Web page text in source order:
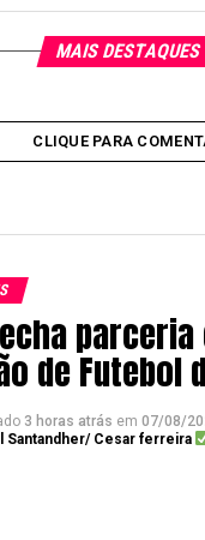
MAIS DESTAQUES
CLIQUE PARA
de Futebol
3 horas atrás em 07/08/
Santandher/ Cesar ferreira